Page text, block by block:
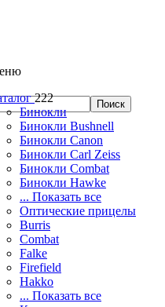
222
Бинокли
Бинокли Bushnell
Бинокли Canon
Бинокли Carl Zeiss
Бинокли Combat
Бинокли Hawke
... Показать все
Оптические прицелы
Burris
Combat
Falke
Firefield
Hakko
... Показать все